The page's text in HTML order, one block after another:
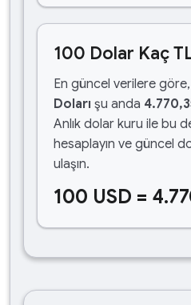
100 Dolar Kaç
En güncel verilere göre,
Doları şu anda
Anlık dolar kuru ile bu
hesaplayın ve güncel
ulaşın.
100 USD =